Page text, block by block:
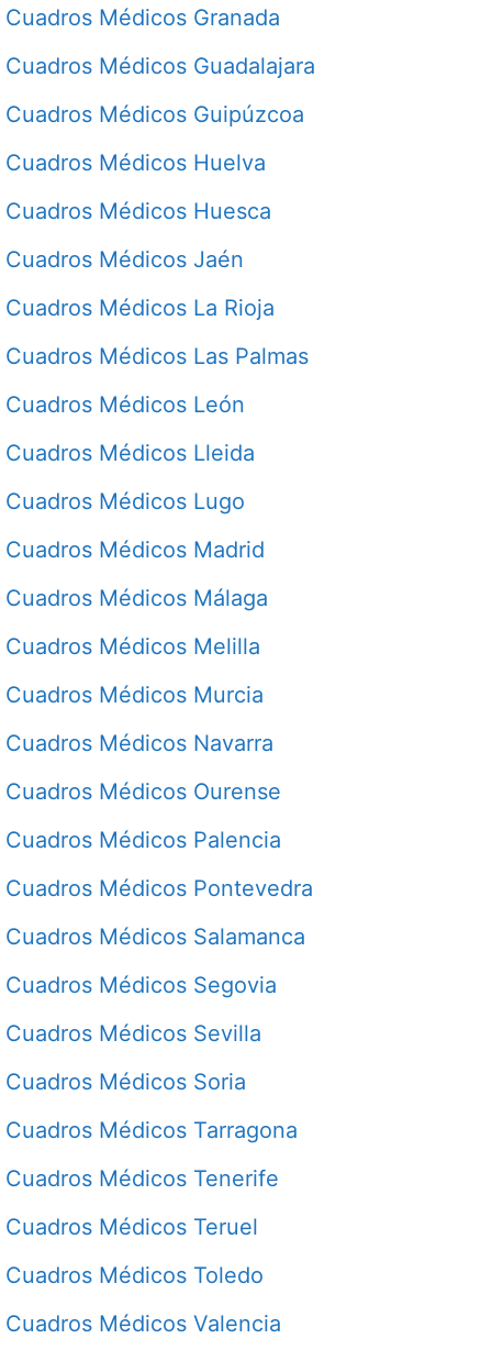
Cuadros Médicos Granada
Cuadros Médicos Guadalajara
Cuadros Médicos Guipúzcoa
Cuadros Médicos Huelva
Cuadros Médicos Huesca
Cuadros Médicos Jaén
Cuadros Médicos La Rioja
Cuadros Médicos Las Palmas
Cuadros Médicos León
Cuadros Médicos Lleida
Cuadros Médicos Lugo
Cuadros Médicos Madrid
Cuadros Médicos Málaga
Cuadros Médicos Melilla
Cuadros Médicos Murcia
Cuadros Médicos Navarra
Cuadros Médicos Ourense
Cuadros Médicos Palencia
Cuadros Médicos Pontevedra
Cuadros Médicos Salamanca
Cuadros Médicos Segovia
Cuadros Médicos Sevilla
Cuadros Médicos Soria
Cuadros Médicos Tarragona
Cuadros Médicos Tenerife
Cuadros Médicos Teruel
Cuadros Médicos Toledo
Cuadros Médicos Valencia